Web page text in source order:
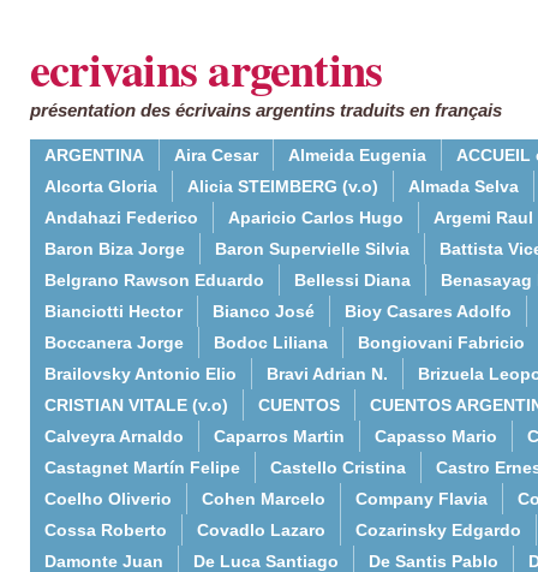
ecrivains argentins
présentation des écrivains argentins traduits en français
ARGENTINA Aira Cesar Almeida Eugenia
ACCUEIL
Alcorta Gloria
Alicia STEIMBERG (v.o)
Almada Selva
Andahazi Federico
Aparicio Carlos Hugo
Argemi Raul
Baron Biza Jorge
Baron Supervielle Silvia
Battista
Belgrano Rawson Eduardo
Bellessi Diana
Benasayag
Bianciotti Hector
Bianco José
Bioy Casares Adolfo
Boccanera Jorge
Bodoc Liliana
Bongiovani Fabricio
Brailovsky Antonio Elio
Bravi Adrian N.
Brizuela
CRISTIAN VITALE (v.o)
CUENTOS
CUENTOS
Calveyra Arnaldo
Caparros Martin Capasso Mario
Castagnet Martín Felipe
Castello Cristina
Castro
Coelho Oliverio
Cohen Marcelo Company Flavia
Cossa Roberto
Covadlo Lazaro
Cozarinsky Edgardo
Damonte Juan
De Luca Santiago De Santis Pablo